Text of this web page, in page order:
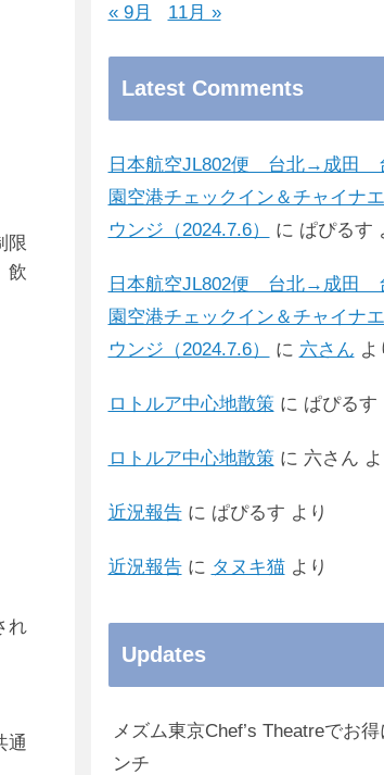
限
飲
れ
通
« 9月 11月 »
Latest Comments
日本航空JL802便 台北→成田
園空港チェックイン＆チャイナ
ウンジ（2024.7.6）
に ぱぴるす
日本航空JL802便 台北→成田
園空港チェックイン＆チャイナ
ウンジ（2024.7.6）
に 六さん よ
ロトルア中心地散策 に ぱぴるす
ロトルア中心地散策 に 六さん
近況報告に ぱぴるす より
近況報告に タヌキ猫より
Updates
メズム東京Chef’s Theatreでお得
ンチ